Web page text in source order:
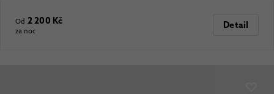
Od 2 200 Kč
za noc
Detail